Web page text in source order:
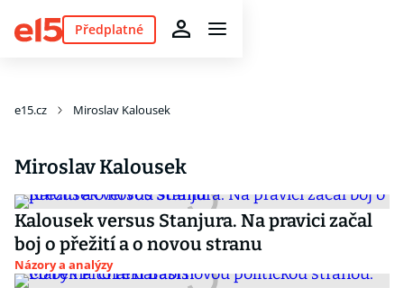
Předplatné
e15.cz Miroslav Kalousek
Miroslav Kalousek
Kalousek versus Stanjura. Na pravici začal
boj o přežití a o novou stranu
Názory a analýzy